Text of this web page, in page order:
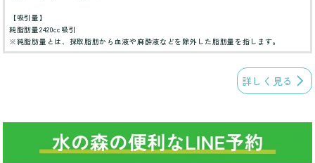
【吸引量】
純脂肪量2420cc吸引
※純脂肪量とは、採取脂肪から血液や麻酔液などを除外した脂肪量を指します。
詳しく見る